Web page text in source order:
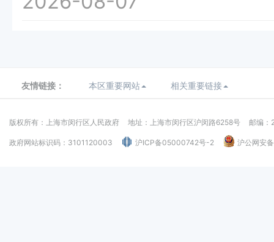
友情链接： 本区重要网站 相关重要链接
版权所有：上海市闵行区人民政府 地址：上海市闵行区沪闵路6258号 邮编：
政府网站标识码：3101120003 沪ICP备05000742号-2 沪公网安